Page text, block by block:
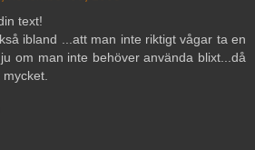
text!
ibland ...att man inte riktigt vågar ta en
om man inte behöver använda blixt...då